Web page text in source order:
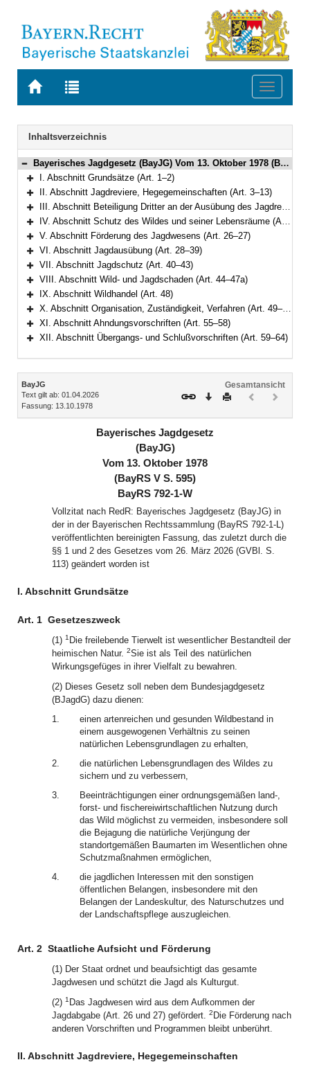
Zur
BAYERN.RECHT
Zur
letzten
Suche
Toggle
Navigation
Inhaltsverzeichnis
Bereich reduzieren
Bayerisches Jagdgesetz (BayJG) Vom 13. Oktober 1978 (BayRS V S. 595) BayRS 792-1-W (Art. 1–64)
Bereich erweitern
I. Abschnitt Grundsätze (Art. 1–2)
Bereich erweitern
II. Abschnitt Jagdreviere, Hegegemeinschaften (Art. 3–13)
Bereich erweitern
III. Abschnitt Beteiligung Dritter an der Ausübung des Jagdrechts (Art. 14–20)
Bereich erweitern
IV. Abschnitt Schutz des Wildes und seiner Lebensräume (Art. 21–25)
Bereich erweitern
V. Abschnitt Förderung des Jagdwesens (Art. 26–27)
Bereich erweitern
VI. Abschnitt Jagdausübung (Art. 28–39)
Bereich erweitern
VII. Abschnitt Jagdschutz (Art. 40–43)
Bereich erweitern
VIII. Abschnitt Wild- und Jagdschaden (Art. 44–47a)
Bereich erweitern
IX. Abschnitt Wildhandel (Art. 48)
Bereich erweitern
X. Abschnitt Organisation, Zuständigkeit, Verfahren (Art. 49–54)
Bereich erweitern
XI. Abschnitt Ahndungsvorschriften (Art. 55–58)
XII. Abschnitt Übergangs- und Schlußvorschriften (Art. 59–64)
Inhalt
BayJG
Text gilt ab: 01.04.2026
Fassung: 13.10.1978
Gesamtansicht
Download
DruckenVorheriges
(inaktiv)(inaktiv)
Bayerisches Jagdgesetz
(BayJG)
Vom 13. Oktober 1978
(BayRS V S. 595)
BayRS 792-1-W
Vollzitat nach RedR: Bayerisches Jagdgesetz (BayJG) in
der in der Bayerischen Rechtssammlung (BayRS 792-1-L)
veröffentlichten bereinigten Fassung, das zuletzt durch die
§§ 1 und 2 des Gesetzes vom 26. März 2026 (GVBl. S.
113) geändert worden ist
I. Abschnitt Grundsätze
Art. 1 Gesetzeszweck
(1) 1 Die freilebende Tierwelt ist wesentlicher Bestandteil der
heimischen Natur. 2Sie ist als Teil des natürlichen
Wirkungsgefüges in ihrer Vielfalt zu bewahren.
(2) Dieses Gesetz soll neben dem Bundesjagdgesetz
(BJagdG) dazu dienen:
1.
einen artenreichen und gesunden Wildbestand in
einem ausgewogenen Verhältnis zu seinen
natürlichen Lebensgrundlagen zu erhalten,
2.
die natürlichen Lebensgrundlagen des Wildes zu
sichern und zu verbessern,
3.
Beeinträchtigungen einer ordnungsgemäßen land-,
forst- und fischereiwirtschaftlichen Nutzung durch
das Wild möglichst zu vermeiden, insbesondere soll
die Bejagung die natürliche Verjüngung der
standortgemäßen Baumarten im Wesentlichen ohne
Schutzmaßnahmen ermöglichen,
4.
die jagdlichen Interessen mit den sonstigen
öffentlichen Belangen, insbesondere mit den
Belangen der Landeskultur, des Naturschutzes und
der Landschaftspflege auszugleichen.
Art. 2 Staatliche Aufsicht und Förderung
(1) Der Staat ordnet und beaufsichtigt das gesamte
Jagdwesen und schützt die Jagd als Kulturgut.
(2) 1 Das Jagdwesen wird aus dem Aufkommen der
Jagdabgabe (Art. 26 und 27) gefördert. 2 Die Förderung nach
anderen Vorschriften und Programmen bleibt unberührt.
II. Abschnitt Jagdreviere, Hegegemeinschaften